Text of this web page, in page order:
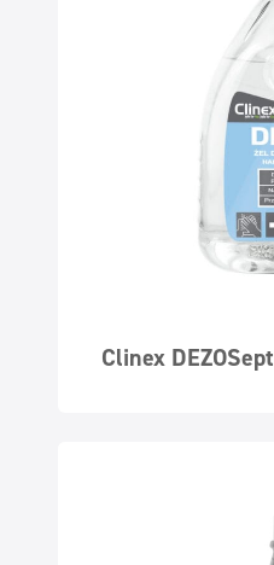
Clinex DEZOSept